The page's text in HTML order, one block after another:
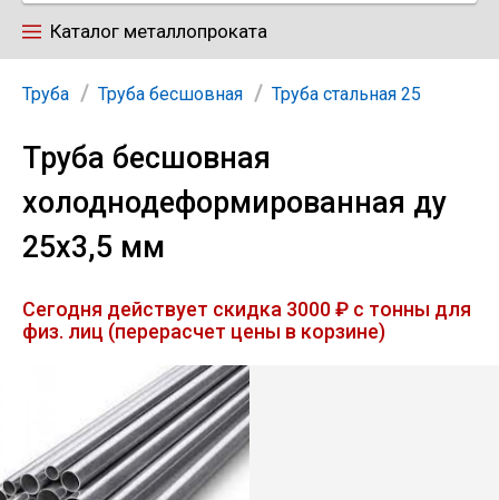
Каталог металлопроката
Арматура
Труба профильная
Труба
Балка
Швеллер
Труба Труба бесшовная Труба стальная 25
Труба бесшовная
холоднодеформированная ду
25х3,5 мм
Сегодня действует скидка 3000 ₽ с тонны для
физ. лиц (перерасчет цены в корзине)